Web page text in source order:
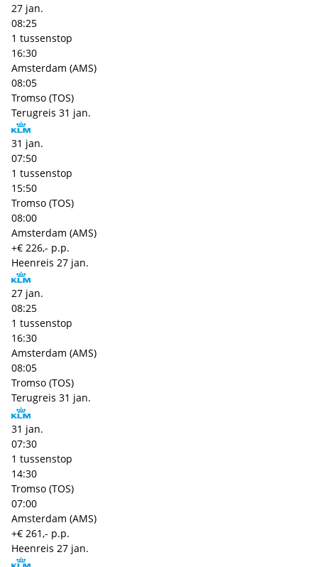
27 jan.
08:25
1 tussenstop
16:30
Amsterdam (AMS)
08:05
Tromso (TOS)
Terugreis 31 jan.
31 jan.
07:50
1 tussenstop
15:50
Tromso (TOS)
08:00
Amsterdam (AMS)
+€ 226,- p.p.
Heenreis 27 jan.
27 jan.
08:25
1 tussenstop
16:30
Amsterdam (AMS)
08:05
Tromso (TOS)
Terugreis 31 jan.
31 jan.
07:30
1 tussenstop
14:30
Tromso (TOS)
07:00
Amsterdam (AMS)
+€ 261,- p.p.
Heenreis 27 jan.